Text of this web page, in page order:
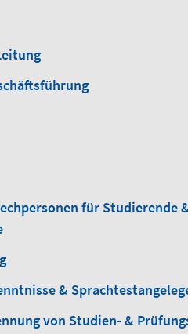
für Studierende
&
von Studien- &